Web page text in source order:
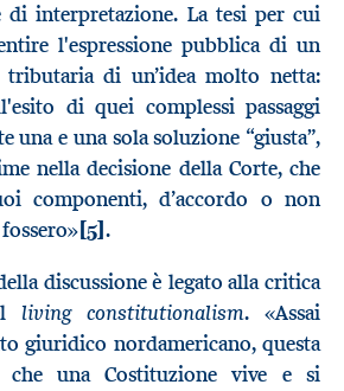
di interpretazione. La tesi per cui
l'espressione pubblica di un
tributaria di un’idea molto netta:
di quei complessi passaggi
una e una sola soluzione “giusta”,
nella decisione della Corte, che
componenti, d’accordo o non
[5].
discussione è legato alla critica
living constitutionalism. «Assai
giuridico nordamericano, questa
che una Costituzione vive e si